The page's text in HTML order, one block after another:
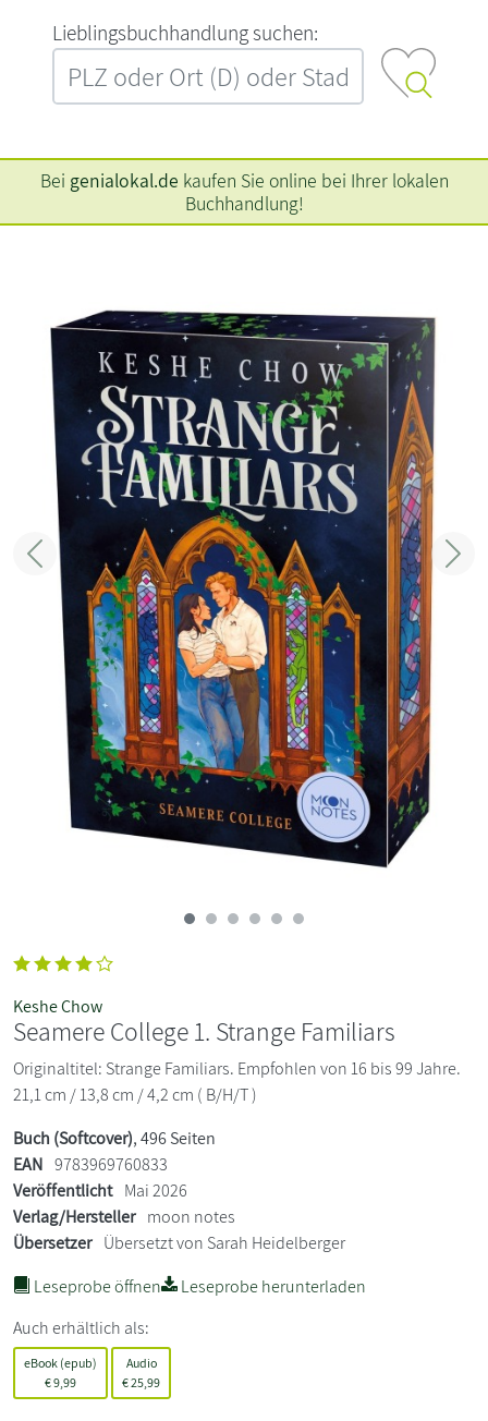
L‍i‍e‍b‍l‍i‍n‍g‍s‍b‍u‍c‍h‍h‍a‍n‍d‍l‍u‍n‍g‍ ‍s‍u‍c‍h‍e‍n‍:‍
Bei genialokal.de kaufen Sie online bei Ihrer lokalen
Buchhandlung!
Zurück
Keshe Chow
Seamere College 1. Strange Familiars
Originaltitel: Strange Familiars. Empfohlen von 16 bis 99 Jahre.
21,1 cm / 13,8 cm / 4,2 cm ( B/H/T )
Buch (Softcover), 496 Seiten
EAN 9783969760833
Veröffentlicht Mai 2026
Verlag/Hersteller moon notes
Übersetzer Übersetzt von Sarah Heidelberger
Leseprobe öffnen
Leseprobe herunterladen
Auch erhältlich als:
eBook (epub)
€9,99
Audio
€25,99